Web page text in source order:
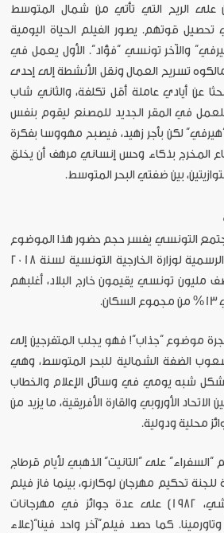
على الريح التي تأتي من شمال المتوسط
قوتهم. يصور الفيلم الحياة اليومية
والآخر تونسي “فؤاد”. الأول يعمل في
تسريح العمال ونقل الأنشطة إلى إحدى
عن أيادي عاملة أقل تكلفة، والثاني شاب
في المقر الجديد للمصنع ليقوم بنفس
لكن بأجر زهيد، فيصبح مهووسا بفكرة
المخرج بذكاء وحس إنساني مرهف أن يخلق
بين ضفتي البحر المتوسط.
التونسي يفسر حجم حضور هذا الموضوع
في السينما، فالإحصائيات الرسمية لوزارة الخارجية التونسية لسنة 2018
مليون تونسي يقيمون خارج البلاد، أغلبهم
موضوع “جذاب”! فهو يجلب المتفرجين إلى
الضفة الشمالية للبحر المتوسط، وهي
شبه يومي في وسائل الإعلام والخطاب
الأوروبي والقارة الأفريقية، ما يزيد من
محلية ودولية.
تحصل فيلم “السفراء” على “التانيت” الذهبي لأيام قرطاج
للجنة تحكيم مهرجان لوكارنو، بينما فاز فيلم
“ظل الأرض” (الطيب لوحيشي، 1982) على عدة جوائز في مهرجانات
كما حصد فيلم”آخر واحد فينا“(علاء